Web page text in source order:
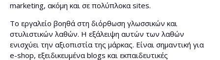
marketing, ακόμη και σε πολύπλοκα sites.
Το εργαλείο βοηθά στη διόρθωση γλωσσικών και
στυλιστικών λαθών. Η εξάλειψη αυτών των λαθών
ενισχύει την αξιοπιστία της μάρκας. Είναι σημαντική για
e-shop, εξειδικευμένα blogs και εκπαιδευτικές